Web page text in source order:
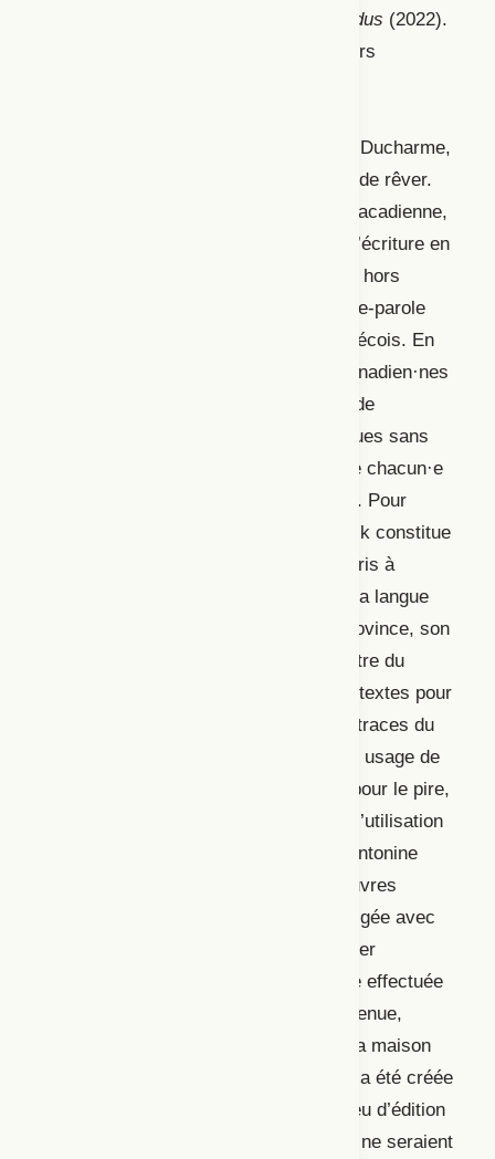
Pas perdus (2022).
Les nouvelles technologies et le discours
d’anticipation, car ils permettent, selon Ducharme,
de répondre à un besoin collectif, celui de rêver.
Caroline Bélisle, autrice et dramaturge acadienne,
signe quant à elle un texte portant sur l’écriture en
contexte franco-canadien (francophone hors
Québec), mais aussi sur le rôle de porte-parole
qu’on lui demande de jouer en sol québécois. En
effet, on impose encore aux Franco-Canadien·nes
de se définir par rapport au Québec et de
s’exprimer sur des questions linguistiques sans
prendre en compte les compétences de chacun·e
(ou l’absence de celles-ci) pour le faire. Pour
Bélisle, travailler au Nouveau-Brunswick constitue
un choix personnel. Bien qu’elle ait appris à
connaitre, à aimer et à « apprivoiser » la langue
locale, soit le chiac du sud-est de la province, son
écriture n’est pas habitée par le « spectre du
bilinguisme ». Elle retravaille donc ses textes pour
y peaufiner le français et y enlever les traces du
chiac afin d’éviter d’avoir à justifier son usage de
cette langue. Ainsi, pour le meilleur et pour le pire,
son écriture ne se caractérise pas par l’utilisation
de l’oralité régionale, contrairement à Antonine
Maillet et Michel Tremblay, dont les œuvres
évoquent une familiarité attachante et figée avec
un accent d’une autre époque. Le dossier
thématique se conclut par une entrevue effectuée
par Enzo Giacomazzi avec Yvan Bienvenue,
dramaturge, éditeur et cofondateur de la maison
d’édition Dramaturge Éditeurs. Celle-ci a été créée
en 2006 en réaction à l’absence d’un lieu d’édition
consacré à la publication de pièces qui ne seraient